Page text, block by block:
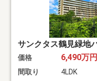
サンクタス鶴見緑地
価格 6,490万円
間取り
4LDK